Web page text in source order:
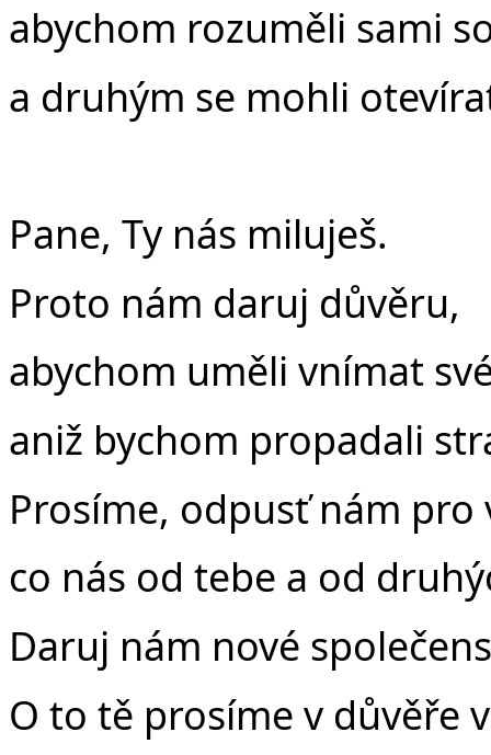
abychom rozuměli sami
a druhým se mohli
Pane, Ty nás miluješ.
Proto nám daruj důvěru,
abychom uměli vnímat
aniž bychom propadali
Prosíme, odpusť nám pro
co nás od tebe a od
Daruj nám nové
O to tě prosíme v důvěře